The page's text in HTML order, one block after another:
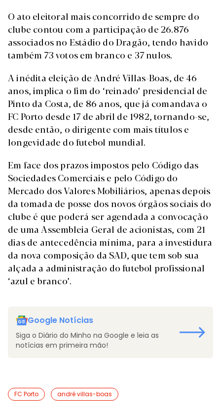
O ato eleitoral mais concorrido de sempre do
clube contou com a participação de 26.876
associados no Estádio do Dragão, tendo havido
também 73 votos em branco e 37 nulos.
A inédita eleição de André Villas-Boas, de 46
anos, implica o fim do ‘reinado’ presidencial de
Pinto da Costa, de 86 anos, que já comandava o
FC Porto desde 17 de abril de 1982, tornando-se,
desde então, o dirigente com mais títulos e
longevidade do futebol mundial.
Em face dos prazos impostos pelo Código das
Sociedades Comerciais e pelo Código do
Mercado dos Valores Mobiliários, apenas depois
da tomada de posse dos novos órgãos sociais do
clube é que poderá ser agendada a convocação
de uma Assembleia Geral de acionistas, com 21
dias de antecedência mínima, para a investidura
da nova composição da SAD, que tem sob sua
alçada a administração do futebol profissional
‘azul e branco’.
Google Notícias
Siga o Diário do Minho na Google e leia as
notícias em primeira mão!
FC Porto andré villas-boas